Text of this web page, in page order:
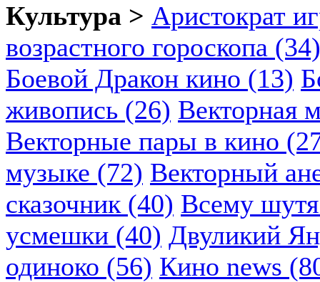
Культура > Аристократ
возрастного гороскопа (34)
Боевой Дракон кино (13)
живопись (26) Векторная
Векторные пары в кино
музыке (72) Векторный
сказочник (40) Всему
усмешки (40) Двуликий
одиноко (56) Кино news